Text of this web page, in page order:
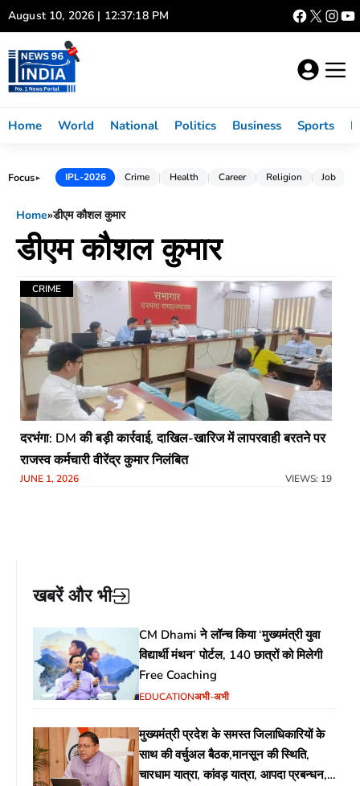
Skip
to
content
August 10, 2026 | 12:37:18 PM
Home World National Politics Business Sports
Focus► IPL-2026 Crime Health Career Religion Job
Home»डीएम कौशल कुमार
डीएम कौशल कुमार
CRIME
दरभंगा: DM की बड़ी कार्रवाई, दाखिल-खारिज में लापरवाही बरतने पर
राजस्व कर्मचारी वीरेंद्र कुमार निलंबित
JUNE 1, 2026 VIEWS: 19
खबरें और भी
CM Dhami ने लॉन्च किया ‘मुख्यमंत्री युवा
विद्यार्थी मंथन’ पोर्टल, 140 छात्रों को मिलेगी
Free Coaching
EDUCATIONअभी-अभी
मुख्यमंत्री प्रदेश के समस्त जिलाधिकारियों के
साथ की वर्चुअल बैठक,मानसून की स्थिति,
चारधाम यात्रा, कांवड़ यात्रा, आपदा प्रबन्धन,